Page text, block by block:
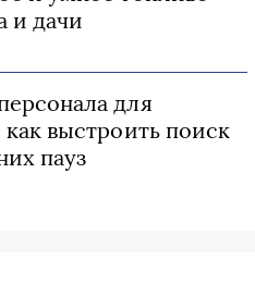
и дачи
для
как выстроить поиск
пауз